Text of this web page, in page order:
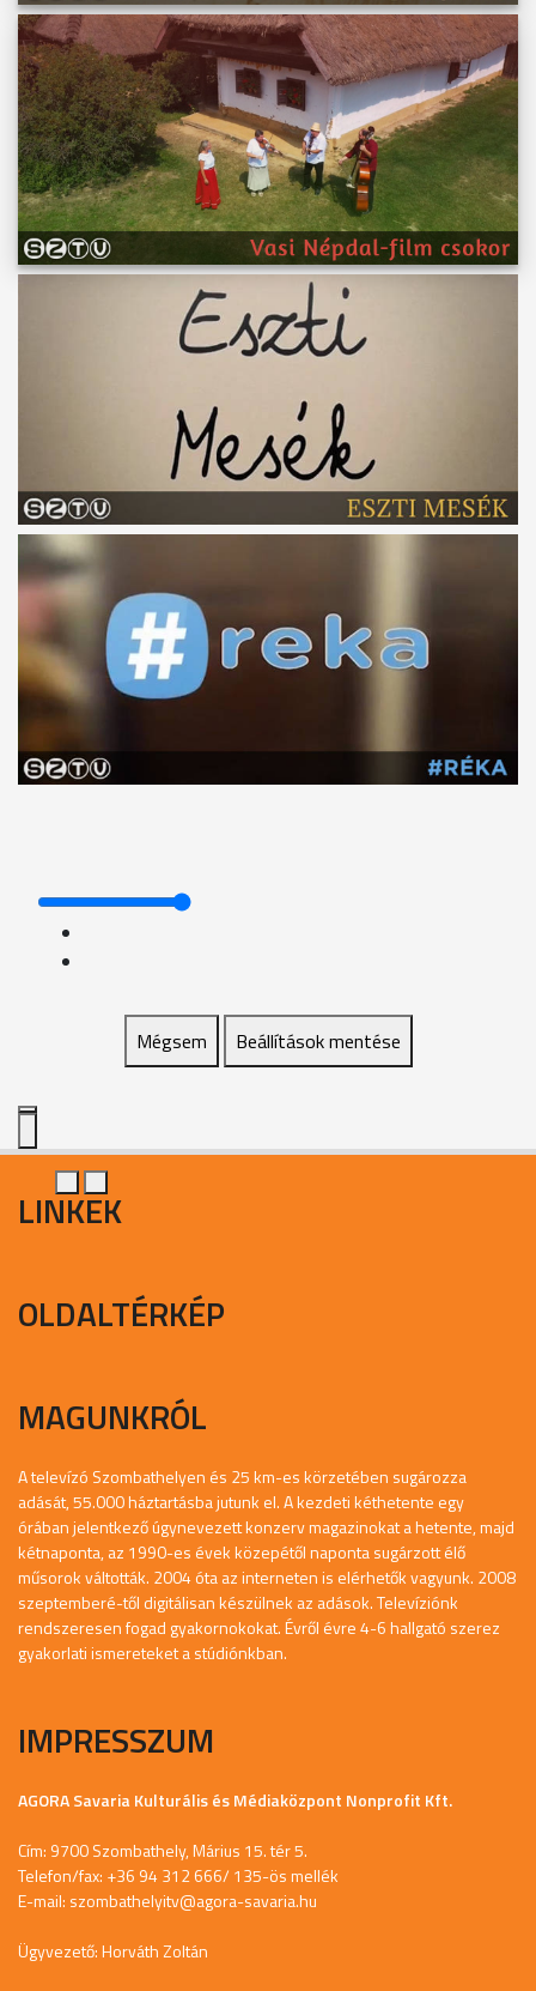
Mégsem Beállítások mentése
LINKEK
OLDALTÉRKÉP
MAGUNKRÓL
A televízó Szombathelyen és 25 km-es körzetében sugározza
adását, 55.000 háztartásba jutunk el. A kezdeti kéthetente egy
órában jelentkező úgynevezett konzerv magazinokat a hetente, majd
kétnaponta, az 1990-es évek közepétől naponta sugárzott élő
műsorok váltották. 2004 óta az interneten is elérhetők vagyunk. 2008
szeptemberé-től digitálisan készülnek az adások. Televíziónk
rendszeresen fogad gyakornokokat. Évről évre 4-6 hallgató szerez
gyakorlati ismereteket a stúdiónkban.
IMPRESSZUM
AGORA Savaria Kulturális és Médiaközpont Nonprofit Kft.
Cím: 9700 Szombathely, Márius 15. tér 5.
Telefon/fax: +36 94 312 666/ 135-ös mellék
E-mail: szombathelyitv@agora-savaria.hu
Ügyvezető: Horváth Zoltán